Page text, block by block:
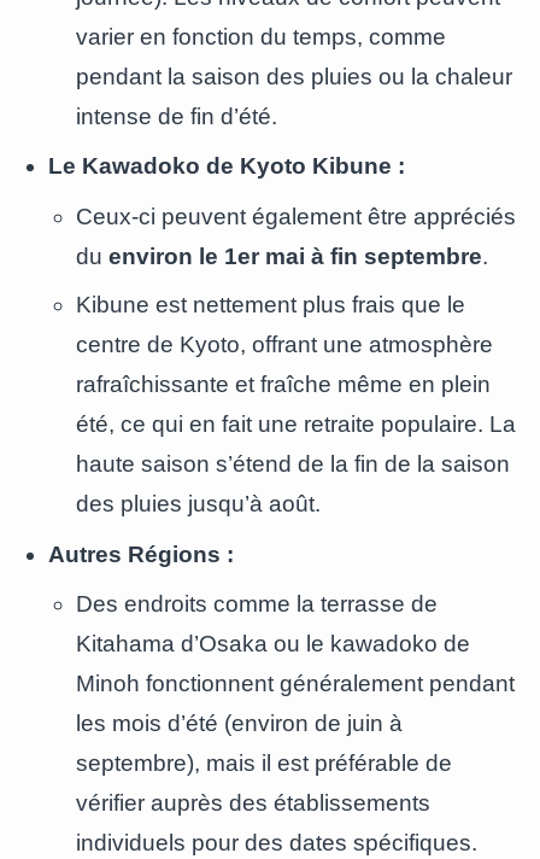
varier en fonction du temps, comme
pendant la saison des pluies ou la chaleur
intense de fin d’été.
Le Kawadoko de Kyoto Kibune :
Ceux-ci peuvent également être appréciés
duenviron le 1er mai à fin septembre.
Kibune est nettement plus frais que le
centre de Kyoto, offrant une atmosphère
rafraîchissante et fraîche même en plein
été, ce qui en fait une retraite populaire. La
haute saison s’étend de la fin de la saison
des pluies jusqu’à août.
Autres Régions :
Des endroits comme la terrasse de
Kitahama d’Osaka ou le kawadoko de
Minoh fonctionnent généralement pendant
les mois d’été (environ de juin à
septembre), mais il est préférable de
vérifier auprès des établissements
individuels pour des dates spécifiques.